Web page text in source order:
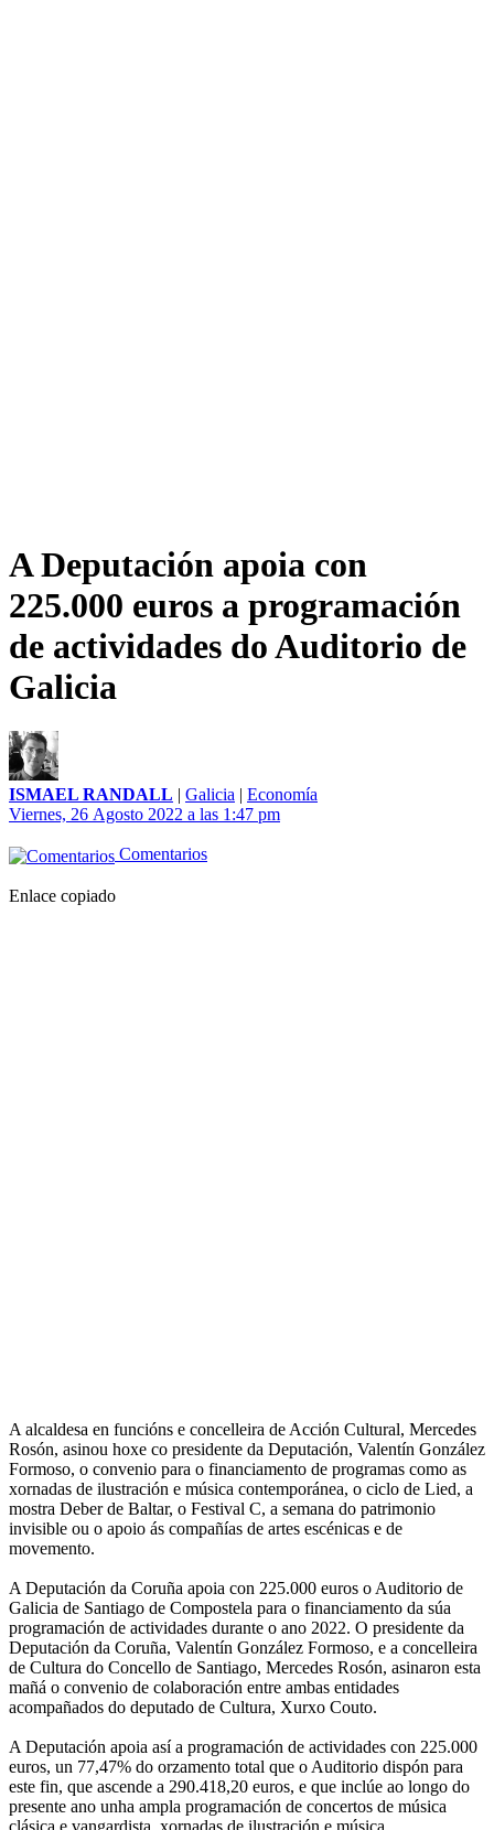
A Deputación apoia con
225.000 euros a programación
de actividades do Auditorio de
Galicia
ISMAEL RANDALL | Galicia | Economía
Viernes, 26 Agosto 2022 a las 1:47 pm
Comentarios
Enlace copiado
A alcaldesa en funcións e concelleira de Acción Cultural, Mercedes
Rosón, asinou hoxe co presidente da Deputación, Valentín González
Formoso, o convenio para o financiamento de programas como as
xornadas de ilustración e música contemporánea, o ciclo de Lied, a
mostra Deber de Baltar, o Festival C, a semana do patrimonio
invisible ou o apoio ás compañías de artes escénicas e de
movemento.
A Deputación da Coruña apoia con 225.000 euros o Auditorio de
Galicia de Santiago de Compostela para o financiamento da súa
programación de actividades durante o ano 2022. O presidente da
Deputación da Coruña, Valentín González Formoso, e a concelleira
de Cultura do Concello de Santiago, Mercedes Rosón, asinaron esta
mañá o convenio de colaboración entre ambas entidades
acompañados do deputado de Cultura, Xurxo Couto.
A Deputación apoia así a programación de actividades con 225.000
euros, un 77,47% do orzamento total que o Auditorio dispón para
este fin, que ascende a 290.418,20 euros, e que inclúe ao longo do
presente ano unha ampla programación de concertos de música
clásica e vangardista, xornadas de ilustración e música